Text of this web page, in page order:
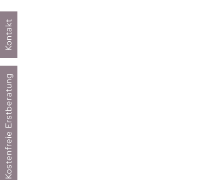
Kostenfreie Erstberatung
Kontakt